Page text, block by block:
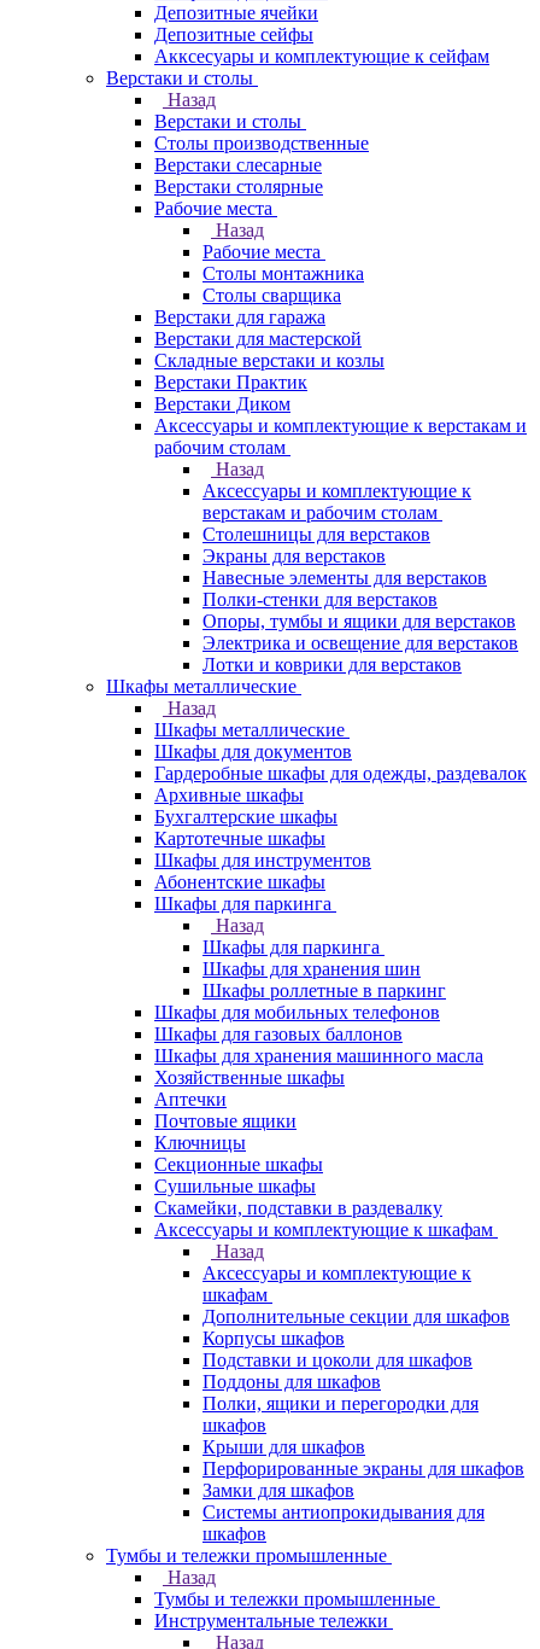
Депозитные ячейки
Депозитные сейфы
Акксесуары и комплектующие к сейфам
Верстаки и столы
Назад
Верстаки и столы
Столы производственные
Верстаки слесарные
Верстаки столярные
Рабочие места
Назад
Рабочие места
Столы монтажника
Столы сварщика
Верстаки для гаража
Верстаки для мастерской
Складные верстаки и козлы
Верстаки Практик
Верстаки Диком
Аксессуары и комплектующие к верстакам и
рабочим столам
Назад
Аксессуары и комплектующие к
верстакам и рабочим столам
Столешницы для верстаков
Экраны для верстаков
Навесные элементы для верстаков
Полки-стенки для верстаков
Опоры, тумбы и ящики для верстаков
Электрика и освещение для верстаков
Лотки и коврики для верстаков
Шкафы металлические
Назад
Шкафы металлические
Шкафы для документов
Гардеробные шкафы для одежды, раздевалок
Архивные шкафы
Бухгалтерские шкафы
Картотечные шкафы
Шкафы для инструментов
Абонентские шкафы
Шкафы для паркинга
Назад
Шкафы для паркинга
Шкафы для хранения шин
Шкафы роллетные в паркинг
Шкафы для мобильных телефонов
Шкафы для газовых баллонов
Шкафы для хранения машинного масла
Хозяйственные шкафы
Аптечки
Почтовые ящики
Ключницы
Секционные шкафы
Сушильные шкафы
Скамейки, подставки в раздевалку
Аксессуары и комплектующие к шкафам
Назад
Аксессуары и комплектующие к
шкафам
Дополнительные секции для шкафов
Корпусы шкафов
Подставки и цоколи для шкафов
Поддоны для шкафов
Полки, ящики и перегородки для
шкафов
Крыши для шкафов
Перфорированные экраны для шкафов
Замки для шкафов
Системы антиопрокидывания для
шкафов
Тумбы и тележки промышленные
Назад
Тумбы и тележки промышленные
Инструментальные тележки
Назад